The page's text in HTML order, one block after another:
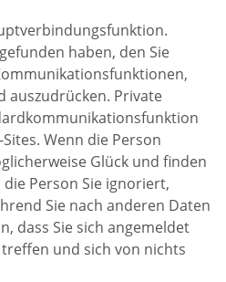
haben, den Sie
auszudrücken. Private
Wenn die Person
Glück und finden
Person Sie ignoriert,
Sie nach anderen Daten
dass Sie sich angemeldet
und sich von nichts